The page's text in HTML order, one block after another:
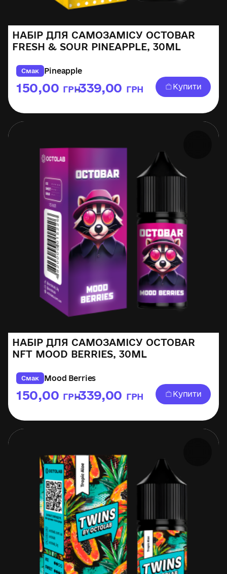
НАБІР ДЛЯ САМОЗАМІСУ OCTOBAR
FRESH & SOUR PINEAPPLE, 30ML
Смак Pineapple
150,00 ГРН
–339,00 ГРН Купити
НАБІР ДЛЯ САМОЗАМІСУ OCTOBAR
NFT MOOD BERRIES, 30ML
Смак Mood Berries
150,00 ГРН
–339,00 ГРН Купити